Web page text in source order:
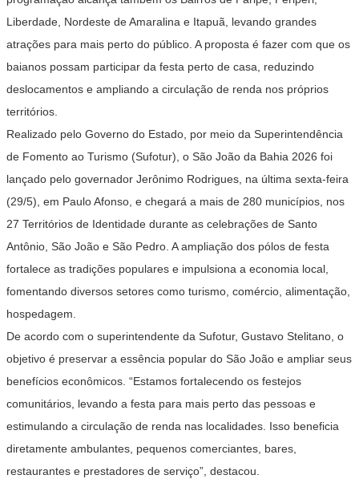
Liberdade, Nordeste de Amaralina e Itapuã, levando grandes
atrações para mais perto do público. A proposta é fazer com que os
baianos possam participar da festa perto de casa, reduzindo
deslocamentos e ampliando a circulação de renda nos próprios
territórios.
Realizado pelo Governo do Estado, por meio da Superintendência
de Fomento ao Turismo (Sufotur), o São João da Bahia 2026 foi
lançado pelo governador Jerônimo Rodrigues, na última sexta-feira
(29/5), em Paulo Afonso, e chegará a mais de 280 municípios, nos
27 Territórios de Identidade durante as celebrações de Santo
Antônio, São João e São Pedro. A ampliação dos pólos de festa
fortalece as tradições populares e impulsiona a economia local,
fomentando diversos setores como turismo, comércio, alimentação,
hospedagem.
De acordo com o superintendente da Sufotur, Gustavo Stelitano, o
objetivo é preservar a essência popular do São João e ampliar seus
benefícios econômicos. “Estamos fortalecendo os festejos
comunitários, levando a festa para mais perto das pessoas e
estimulando a circulação de renda nas localidades. Isso beneficia
diretamente ambulantes, pequenos comerciantes, bares,
restaurantes e prestadores de serviço”, destacou.